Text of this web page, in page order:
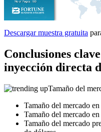
Descargar muestra gratuita
Conclusiones
inyección directa
Tamaño del
Tamaño del mercado
Tamaño del mercado
Tamaño del mercado